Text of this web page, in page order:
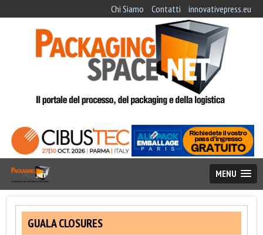
Chi Siamo Contatti innovativepress.eu
MENU
GUALA CLOSURES